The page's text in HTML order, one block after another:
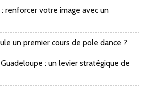
renforcer votre image avec un
un premier cours de pole dance ?
: un levier stratégique de